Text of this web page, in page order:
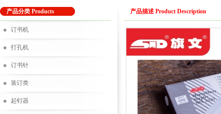
产品分类 Products
订书机
打孔机
订书针
装订类
起钉器
产品描述 Product Description